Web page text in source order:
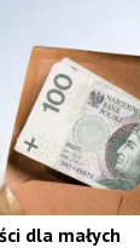
dla małych